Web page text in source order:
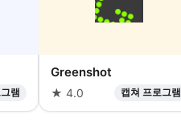
램
Greenshot
★ 4.0 캡쳐 프로그램